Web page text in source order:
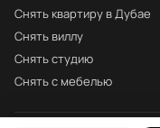
Снять квартиру в Дубае
Снять виллу
Снять студию
Снять с мебелью